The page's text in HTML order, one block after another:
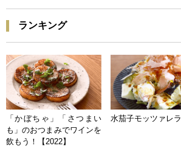
ランキング
「かぼちゃ」「さつまい
も」のおつまみでワインを
飲もう！【2022】
水茄子モッツァレラ